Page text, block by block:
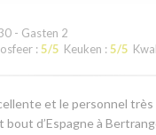
- Gasten 2
: 5/5 Keuken : 5/5
et le personnel
bout d’Espagne à